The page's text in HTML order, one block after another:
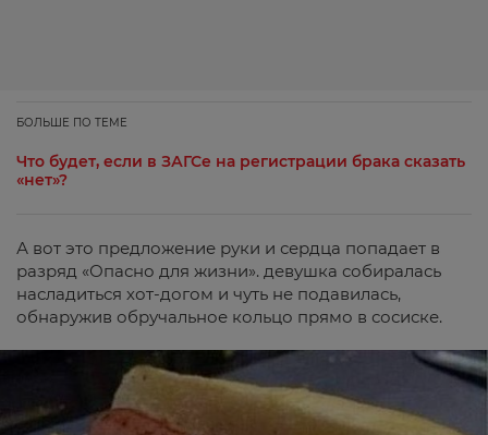
БОЛЬШЕ ПО ТЕМЕ
Что будет, если в ЗАГСе на регистрации брака сказать
«нет»?
А вот это предложение руки и сердца попадает в
разряд «Опасно для жизни». девушка собиралась
насладиться хот-догом и чуть не подавилась,
обнаружив обручальное кольцо прямо в сосиске.